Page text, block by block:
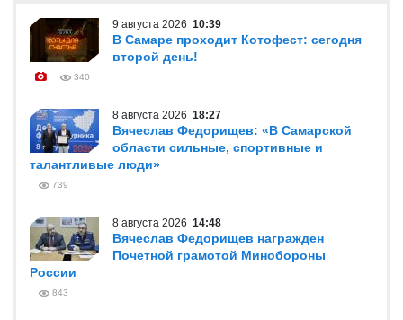
9 августа 2026 10:39
В Самаре проходит Котофест: сегодня
второй день!
340
8 августа 2026 18:27
Вячеслав Федорищев: «В Самарской
области сильные, спортивные и
талантливые люди»
739
8 августа 2026 14:48
Вячеслав Федорищев награжден
Почетной грамотой Минобороны
России
843